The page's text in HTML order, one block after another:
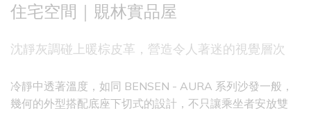
住宅空間｜覞林實品屋
沈靜灰調碰上暖棕皮革，營造令人著迷的視覺層次
冷靜中透著溫度，如同 BENSEN - AURA 系列沙發一般，
幾何的外型搭配底座下切式的設計，不只讓乘坐者安放雙